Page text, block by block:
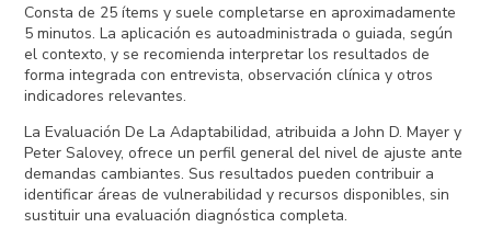
Consta de 25 ítems y suele completarse en aproximadamente
5 minutos. La aplicación es autoadministrada o guiada, según
el contexto, y se recomienda interpretar los resultados de
forma integrada con entrevista, observación clínica y otros
indicadores relevantes.
La Evaluación De La Adaptabilidad, atribuida a John D. Mayer y
Peter Salovey, ofrece un perfil general del nivel de ajuste ante
demandas cambiantes. Sus resultados pueden contribuir a
identificar áreas de vulnerabilidad y recursos disponibles, sin
sustituir una evaluación diagnóstica completa.